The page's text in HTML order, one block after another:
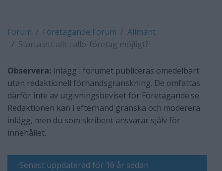
Forum Företagande Forum
Allmänt
Starta ett allt i allo-företag möjligt?
Observera: Inlägg i forumet publiceras omedelbart
utan redaktionell förhandsgranskning. De omfattas
därför inte av utgivningsbeviset för Företagande.se.
Redaktionen kan i efterhand granska och moderera
inlägg, men du som skribent ansvarar själv för
innehållet.
Senast uppdaterad för 16 år sedan